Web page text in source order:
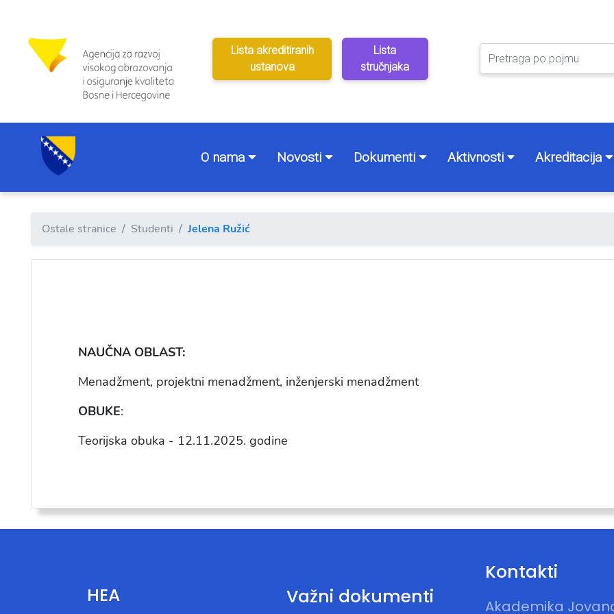
Lista akreditiranih
ustanova
Lista
stručnjaka
O nama Novosti Dokumenti Aktivnosti Akreditacija
Ostale stranice Studenti Jelena Ružić
NAUČNA OBLAST:
Menadžment, projektni menadžment, inženjerski menadžment
OBUKE:
Teorijska obuka - 12.11.2025. godine
HEA Važni dokumenti
Kontakti
Akademika